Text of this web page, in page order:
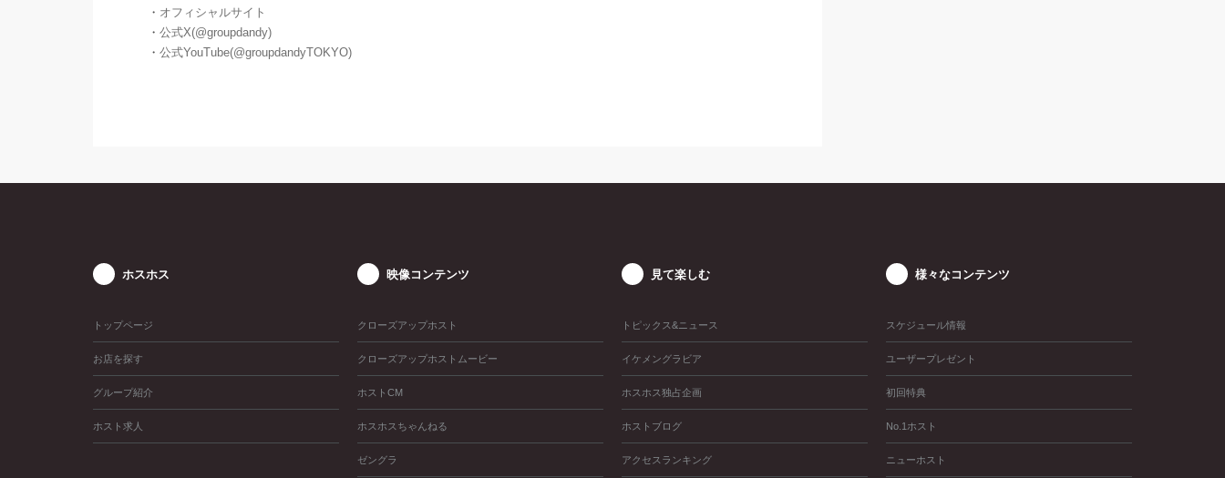
・ オフィシャルサイト
・ 公式X(@groupdandy)
・ 公式YouTube(@groupdandyTOKYO)
ホスホス
トップページ
お店を探す
グループ紹介
ホスト求人
映像コンテンツ
クローズアップホスト
クローズアップホストムービー
ホストCM
ホスホスちゃんねる
ゼングラ
見て楽しむ
トピックス&ニュース
イケメングラビア
ホスホス独占企画
ホストブログ
アクセスランキング
様々なコンテンツ
スケジュール情報
ユーザープレゼント
初回特典
No.1ホスト
ニューホスト